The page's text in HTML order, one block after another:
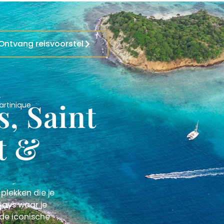
reisvoorstel
Saint
&
die je
waar je
iconische